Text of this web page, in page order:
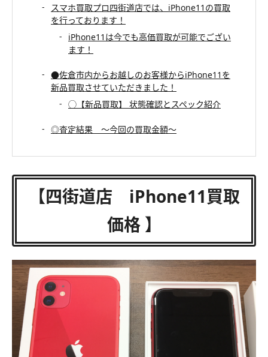
スマホ買取プロ四街道店では、iPhone11の買取
を行っております！
iPhone11は今でも高価買取が可能でござい
ます！
●佐倉市内からお越しのお客様からiPhone11を
新品買取させていただきました！
◯【新品買取】 状態確認とスペック紹介
◎査定結果 〜今回の買取金額〜
【四街道店 iPhone11買取
価格 】